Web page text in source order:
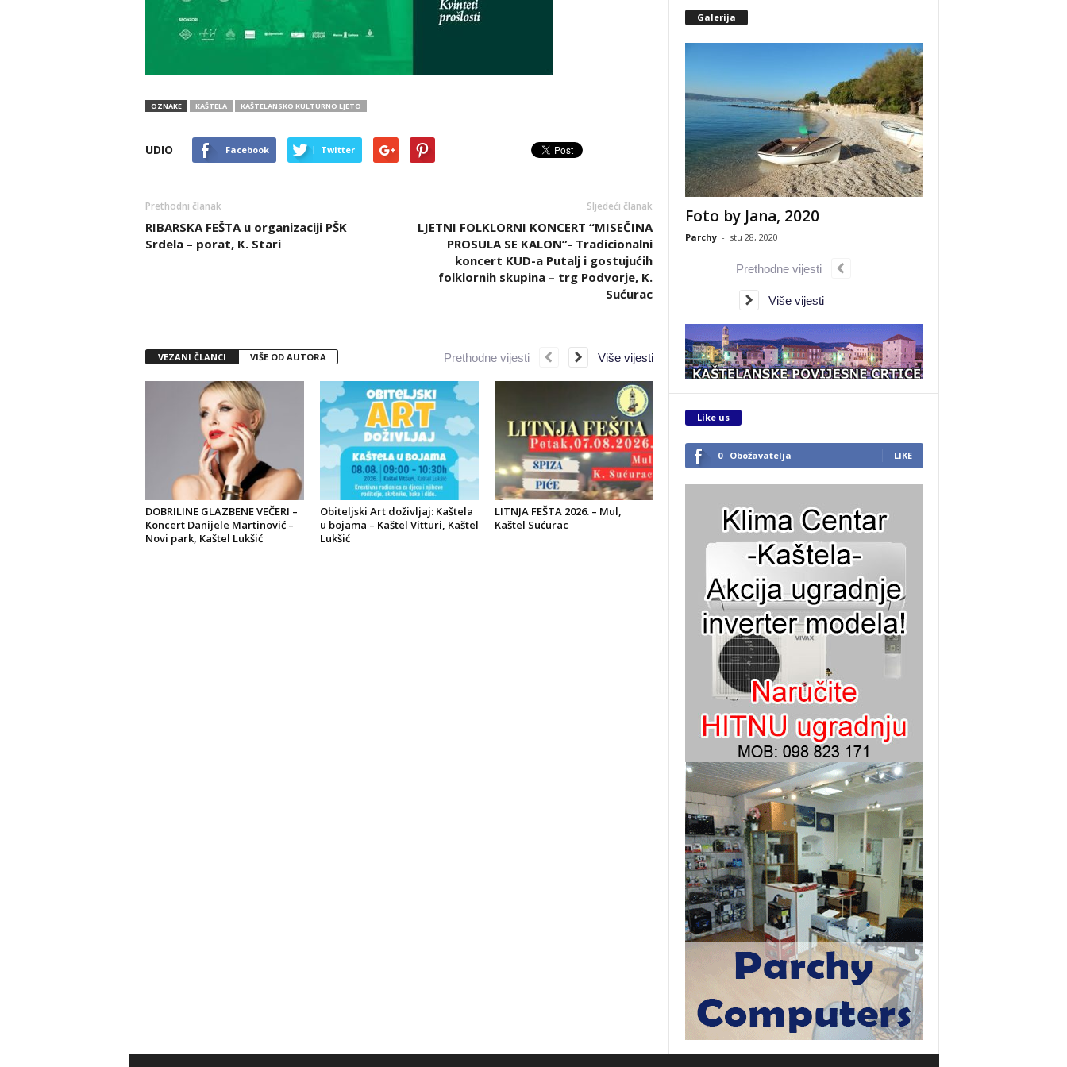
OZNAKE KAŠTELA KAŠTELANSKO KULTURNO LJETO
UDIO Facebook Twitter
Prethodni članak
RIBARSKA FEŠTA u organizaciji PŠK
Srdela – porat, K. Stari
Sljedeći članak
LJETNI FOLKLORNI KONCERT “MISEČINA
PROSULA SE KALON”- Tradicionalni
koncert KUD-a Putalj i gostujućih
folklornih skupina – trg Podvorje, K.
Sućurac
VEZANI ČLANCI VIŠE OD AUTORA
DOBRILINE GLAZBENE VEČERI –
Koncert Danijele Martinović –
Novi park, Kaštel Lukšić
Obiteljski Art doživljaj: Kaštela
u bojama – Kaštel Vitturi, Kaštel
Lukšić
LITNJA FEŠTA 2026. – Mul,
Kaštel Sućurac
Prethodne vijesti Više vijesti
Galerija
Foto by Jana, 2020
Parchy - stu 28, 2020
Prethodne vijesti
Više vijesti
Like us
0 Obožavatelja LIKE